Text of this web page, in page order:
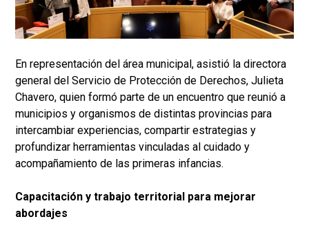
En representación del área municipal, asistió la directora
general del Servicio de Protección de Derechos, Julieta
Chavero, quien formó parte de un encuentro que reunió a
municipios y organismos de distintas provincias para
intercambiar experiencias, compartir estrategias y
profundizar herramientas vinculadas al cuidado y
acompañamiento de las primeras infancias.
Capacitación y trabajo territorial para mejorar
abordajes